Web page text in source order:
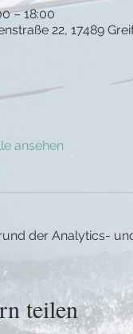
– 18:00
22, 17489
ansehen
der Analytics-
teilen